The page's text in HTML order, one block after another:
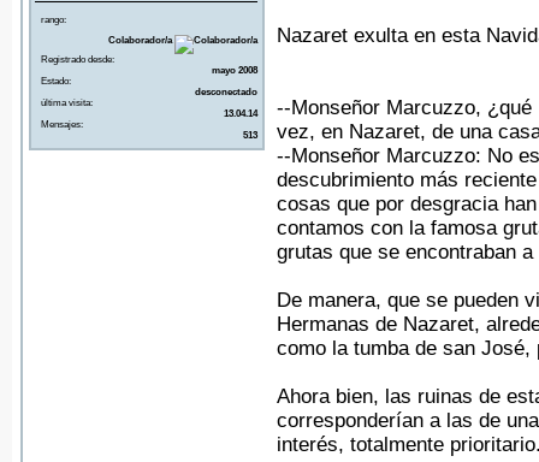
rango:
Colaborador/a
Registrado desde:
mayo 2008
Estado:
desconectado
última visita:
13.04.14
Mensajes:
513
Nazaret exulta en esta
--Monseñor Marcuzzo,
vez, en Nazaret, de una
--Monseñor Marcuzzo: No
descubrimiento más
cosas que por desgracia
contamos con la famosa
grutas que se encontraban
De manera, que se pueden
Hermanas de Nazaret,
como la tumba de san
Ahora bien, las ruinas de
corresponderían a las de
interés, totalmente